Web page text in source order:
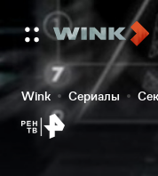
Wink Сериалы